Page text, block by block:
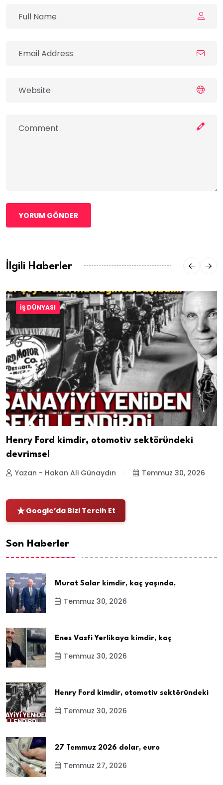
YORUM GÖNDER
İlgili Haberler
İŞ DÜNYASI
Henry Ford kimdir, otomotiv sektöründeki
devrimsel
Yazan - Hakan Ali Günaydın Temmuz 30, 2026
Google’da Bizi Tercih Et
Son Haberler
Murat Salar kimdir, kaç yaşında,
Temmuz 30, 2026
Enes Vasfi Yerlikaya kimdir, kaç
Temmuz 30, 2026
Henry Ford kimdir, otomotiv sektöründeki
Temmuz 30, 2026
27 Temmuz 2026 dolar, euro
Temmuz 27, 2026